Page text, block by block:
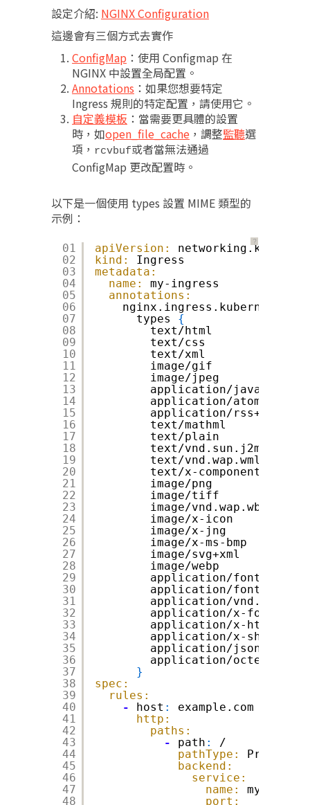
設定介紹: NGINX Configuration
這邊會有三個方式去實作
ConfigMap ：使用 Configmap 在
NGINX 中設置全局配置。
Annotations ：如果您想要特定
Ingress 規則的特定配置，請使用它。
自定義模板 ：當需要更具體的設置
時，如open_file_cache ，調整監聽選
項， rcvbuf或者當無法通過
ConfigMap 更改配置時。
以下是一個使用 types 設置 MIME 類型的
示例：
？
01
02
03
04
05
06
07
08
09
10
11
12
13
14
15
16
17
18
19
20
21
22
23
24
25
26
27
28
29
30
31
32
33
34
35
36
37
38
39
40
41
42
43
44
45
46
47
48
apiVersion:
networking.k8s.io/
kind:
Ingress
metadata:
name:
my-ingress
annotations:
types {
text/html
text/css
text/xml
image/gif
image/jpeg
application/javascript
application/atom+xml
application/rss+xml
text/mathml
text/plain
text/vnd.sun.j2me.app-
text/vnd.wap.wml
text/x-component
image/png
image/tiff
image/vnd.wap.wbmp
image/x-icon
image/x-jng
image/x-ms-bmp
image/svg+xml
image/webp
application/font-woff
application/font-woff2
application/vnd.ms-
application/x-font-ttf
application/x-httpd-php
application/x-
application/json
application/octet-
}
spec:
rules:
-
host :
example.com
http:
paths:
-
path :
/
pathType:
Prefix
backend:
service:
name:
my-
port: